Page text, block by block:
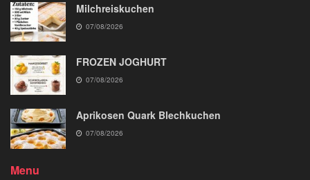
Milchreiskuchen
07/08/2026
FROZEN JOGHURT
07/08/2026
Aprikosen Quark Blechkuchen
07/08/2026
Menu